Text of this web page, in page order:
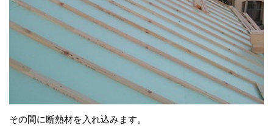
その間に断熱材を入れ込みます。